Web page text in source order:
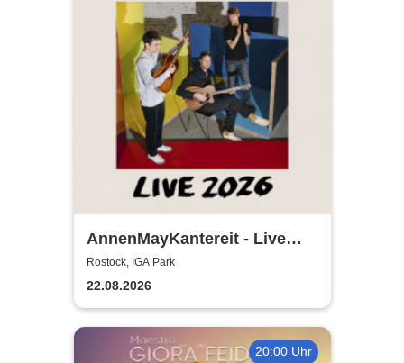
AnnenMayKantereit - Live
2026
Rostock, IGA Park
22.08.2026
20:00 Uhr